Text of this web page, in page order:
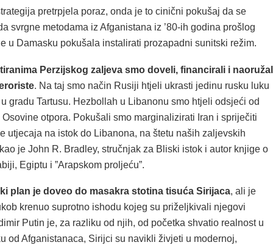
pretrpjela poraz, onda je to cinični pokušaj da se
svrgne metodama iz Afganistana iz ’80-ih godina prošlog
u Damasku pokušala instalirati prozapadni sunitski režim.
Perzijskog zaljeva smo doveli, financirali i
. Na taj smo način Rusiji htjeli ukrasti jedinu rusku luku
gradu Tartusu. Hezbollah u Libanonu smo htjeli odsjeći od
otpora. Pokušali smo marginalizirati Iran i spriječiti
utjecaja na istok do Libanona, na štetu naših zaljevskih
je John R. Bradley, stručnjak za Bliski istok i autor knjige o
Egiptu i ”Arapskom proljeću”.
plan je doveo do masakra stotina tisuća Sirijaca, ali je
krenuo suprotno ishodu kojeg su priželjkivali njegovi
Putin je, za razliku od njih, od početka shvatio realnost u
od Afganistanaca, Sirijci su navikli živjeti u modernoj,